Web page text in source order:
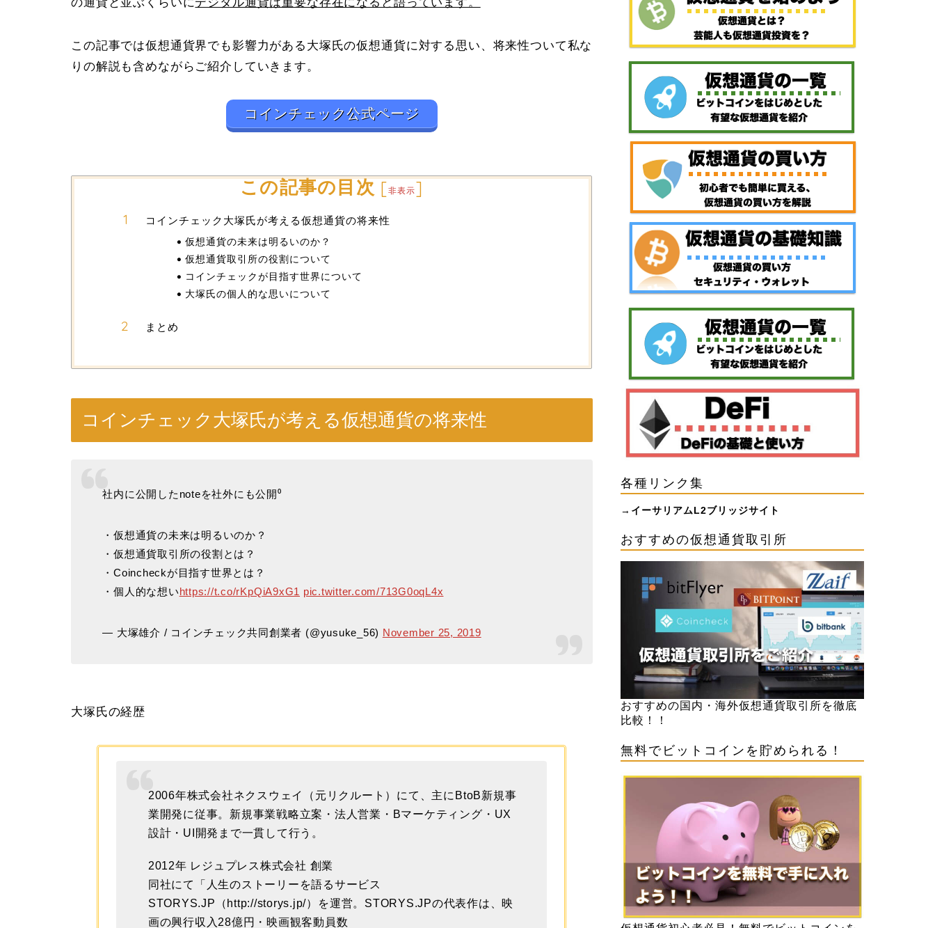
この記事では仮想通貨界でも影響力がある大塚氏の仮想通貨に対する思い、将来性ついて私な
りの解説も含めながらご紹介していきます。
コインチェック公式ページ
この記事の目次 [非表示]
コインチェック大塚氏が考える仮想通貨の将来性
仮想通貨の未来は明るいのか？
仮想通貨取引所の役割について
コインチェックが目指す世界について
大塚氏の個人的な思いについて
まとめ
コインチェック大塚氏が考える仮想通貨の将来性
社内に公開したnoteを社外にも公開⁰
・仮想通貨の未来は明るいのか？
・仮想通貨取引所の役割とは？
・Coincheckが目指す世界とは？
・個人的な想い https://t.co/rKpQiA9xG1 pic.twitter.com/713G0oqL4x
— 大塚雄介 / コインチェック共同創業者 (@yusuke_56) November 25, 2019
大塚氏の経歴
2006年株式会社ネクスウェイ（元リクルート）にて、主にBtoB新規事
業開発に従事。新規事業戦略立案・法人営業・Bマーケティング・UX
設計・UI開発まで一貫して行う。
2012年 レジュプレス株式会社 創業
同社にて「人生のストーリーを語るサービス
STORYS.JP（http://storys.jp/）を運営。STORYS.JPの代表作は、映
画の興行収入28億円・映画観客動員数
各種リンク集
→ イーサリアムL2ブリッジサイト
おすすめの仮想通貨取引所
おすすめの国内・海外仮想通貨取引所を徹底
比較！！
無料でビットコインを貯められる！